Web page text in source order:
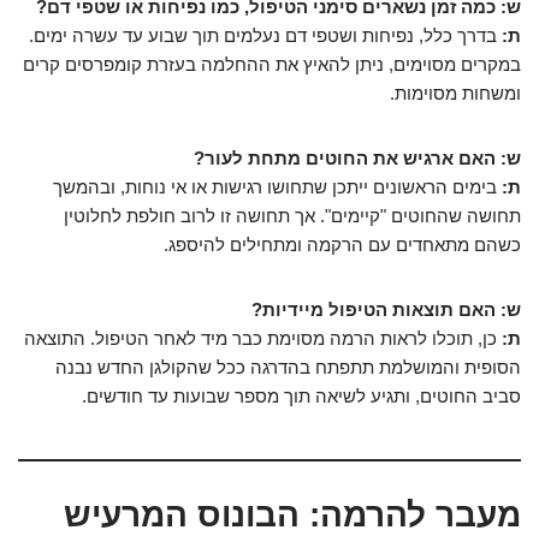
ש: כמה זמן נשארים סימני הטיפול, כמו נפיחות או שטפי דם?
ת: בדרך כלל, נפיחות ושטפי דם נעלמים תוך שבוע עד עשרה ימים.
במקרים מסוימים, ניתן להאיץ את ההחלמה בעזרת קומפרסים קרים
ומשחות מסוימות.
ש: האם ארגיש את החוטים מתחת לעור?
ת: בימים הראשונים ייתכן שתחושו רגישות או אי נוחות, ובהמשך
תחושה שהחוטים "קיימים". אך תחושה זו לרוב חולפת לחלוטין
כשהם מתאחדים עם הרקמה ומתחילים להיספג.
ש: האם תוצאות הטיפול מיידיות?
ת: כן, תוכלו לראות הרמה מסוימת כבר מיד לאחר הטיפול. התוצאה
הסופית והמושלמת תתפתח בהדרגה ככל שהקולגן החדש נבנה
סביב החוטים, ותגיע לשיאה תוך מספר שבועות עד חודשים.
מעבר להרמה: הבונוס המרעיש